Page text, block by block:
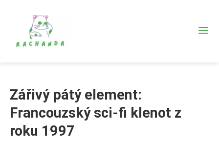
Zářivý pátý element:
Francouzský sci-fi klenot z
roku 1997